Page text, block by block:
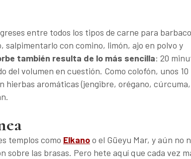
entre todos los tipos de carne para
con comino, limón, ajo en polvo y
también resulta de lo más sencilla: 20
del volumen en cuestión. Como colofón, unos 10
hierbas aromáticas (jengibre, orégano, cúrcuma,
templos como Elkanoo el Güeyu Mar, y aún no
sobre las brasas. Pero hete aquí que cada vez